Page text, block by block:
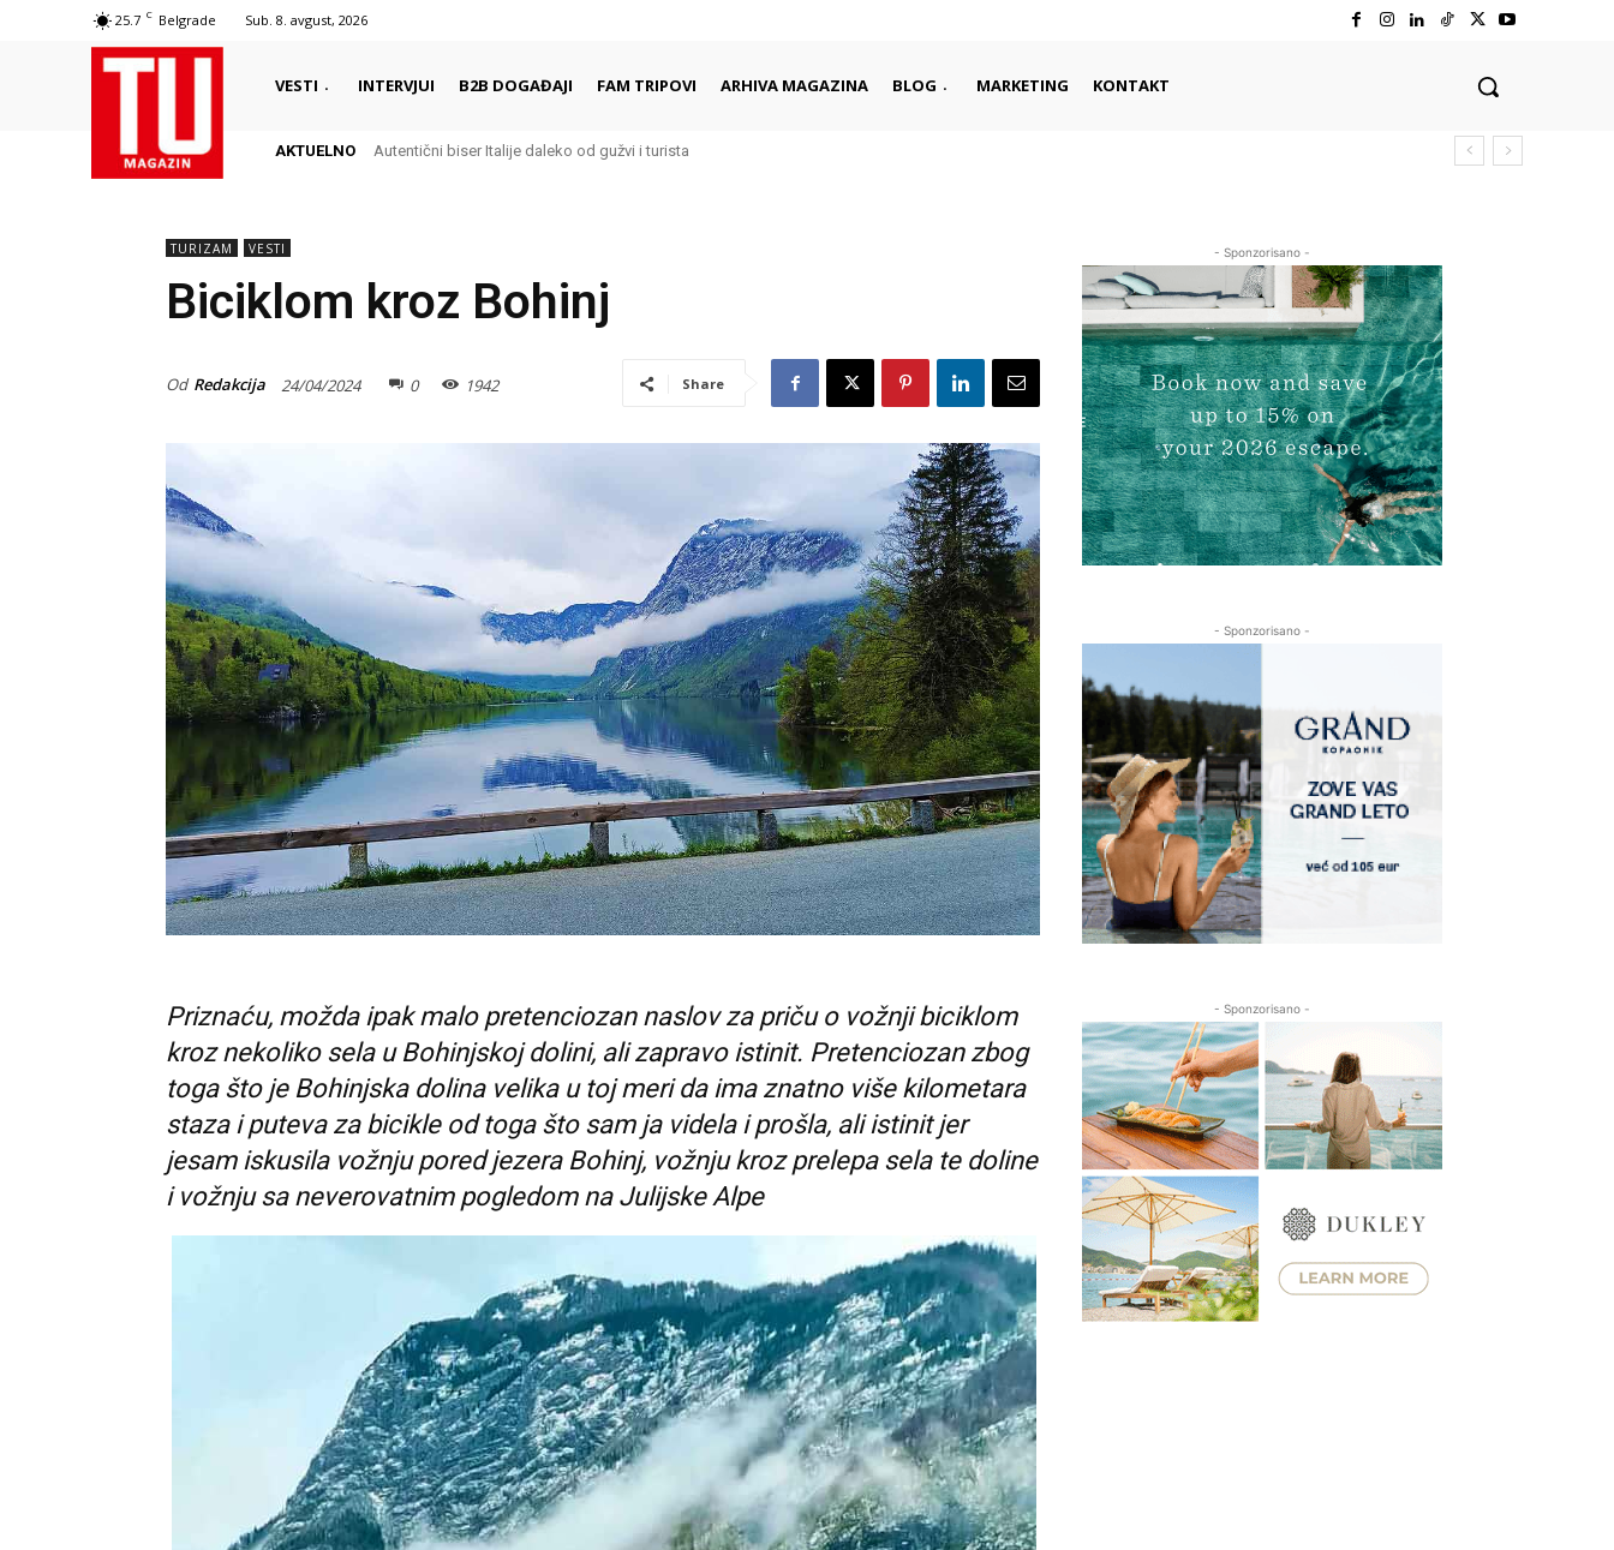
25.7 C Belgrade Sub. 8. avgust, 2026
VESTI INTERVJUI B2B DOGAĐAJI FAM TRIPOVI ARHIVA MAGAZINA BLOG MARKETING KONTAKT
AKTUELNO Delikates sa kojim Grci započinju i završavaju dan
Autentični biser Italije daleko od gužvi i turista
TURIZAM VESTI
Biciklom kroz Bohinj
Od Redakcija 24/04/2024 0 1942 Share
Priznaću, možda ipak malo pretenciozan naslov za priču o vožnji biciklom
kroz nekoliko sela u Bohinjskoj dolini, ali zapravo istinit. Pretenciozan zbog
toga što je Bohinjska dolina velika u toj meri da ima znatno više kilometara
staza i puteva za bicikle od toga što sam ja videla i prošla, ali istinit jer
jesam iskusila vožnju pored jezera Bohinj, vožnju kroz prelepa sela te doline
i vožnju sa neverovatnim pogledom na Julijske Alpe
- Sponzorisano -
- Sponzorisano -
- Sponzorisano -